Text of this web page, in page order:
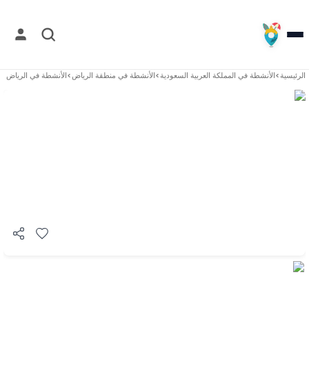
الرئيسية>الأنشطة في المملكة العربية السعودية>الأنشطة في منطقة الرياض>الأنشطة في الرياض